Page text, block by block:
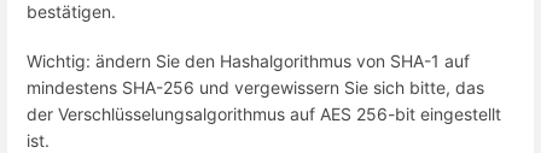
bestätigen.
Wichtig: ändern Sie den Hashalgorithmus von SHA-1 auf
mindestens SHA-256 und vergewissern Sie sich bitte, das
der Verschlüsselungsalgorithmus auf AES 256-bit eingestellt
ist.